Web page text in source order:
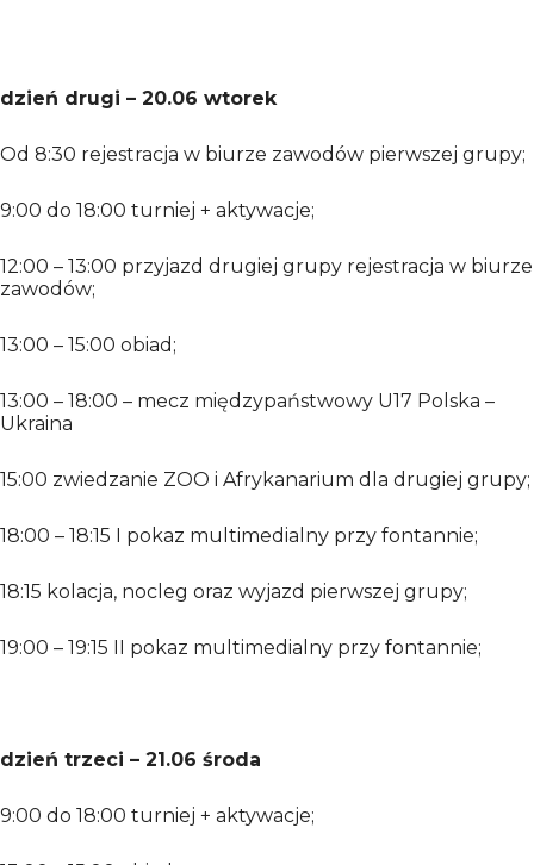
dzień drugi – 20.06 wtorek
Od 8:30 rejestracja w biurze zawodów pierwszej grupy;
9:00 do 18:00 turniej + aktywacje;
12:00 – 13:00 przyjazd drugiej grupy rejestracja w biurze
zawodów;
13:00 – 15:00 obiad;
13:00 – 18:00 – mecz międzypaństwowy U17 Polska –
Ukraina
15:00 zwiedzanie ZOO i Afrykanarium dla drugiej grupy;
18:00 – 18:15 I pokaz multimedialny przy fontannie;
18:15 kolacja, nocleg oraz wyjazd pierwszej grupy;
19:00 – 19:15 II pokaz multimedialny przy fontannie;
dzień trzeci – 21.06 środa
9:00 do 18:00 turniej + aktywacje;